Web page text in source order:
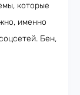
которые
именно
Бен,